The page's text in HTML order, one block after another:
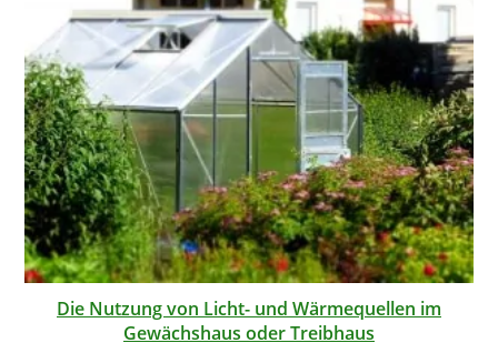
Die Nutzung von Licht- und Wärmequellen im
Gewächshaus oder Treibhaus